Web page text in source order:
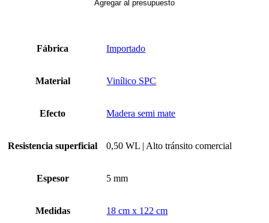
Agregar al presupuesto
Fábrica Importado
Material Vinílico SPC
Efecto Madera semi mate
Resistencia superficial 0,50 WL | Alto tránsito comercial
Espesor 5 mm
Medidas 18 cm x 122 cm